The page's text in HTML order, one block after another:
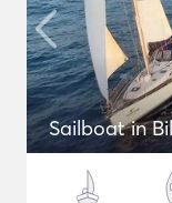
Sailboat in